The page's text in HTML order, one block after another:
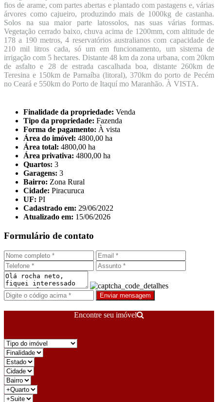
fios de arame, com partes abertas e plantado com pastagens e, várias
árvores como cajueiro, produzindo mais de 1000kg de castanha.
Solos na sua maior parte latossolos, nas suas várias formas.
Vegetação cerrado baixo, chuva acima de 1200mm, com altitude de
178 a 190 metros, 4 reservatórios australianos com capacidade de
210 mil litros cada, só um em funcionamento, um sistema de
irrigação com 5 hectares. Distante 48 km da zona urbana, com 20km
de asfalto e 28 de estrada cascalhada boa, distante 260km de
Teresina e 150km de Parnaíba (litoral), 370km do porto de Pecém
no Ceará e 550km do Porto de Itaquí mo Maranhão. À VISTA.
Finalidade da propriedade: Venda
Tipo da propriedade: Fazenda
Forma de pagamento: À vista
Área do imóvel: 4800,00 ha
Área total: 4800,00 ha
Área privativa: 4800,00 ha
Quartos: 3
Garagens: 3
Bairro: Zona Rural
Cidade: Piracuruca
UF: PI
Cadastrado em: 29/06/2022
Atualizado em: 15/06/2026
Formulário de contato
Enviar mensagem
Encontre seu imóvel